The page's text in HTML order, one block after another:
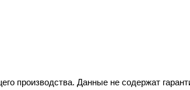
производства. Данные не содержат